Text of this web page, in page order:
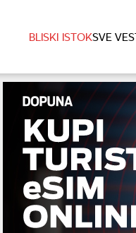
BLISKI ISTOKSVE